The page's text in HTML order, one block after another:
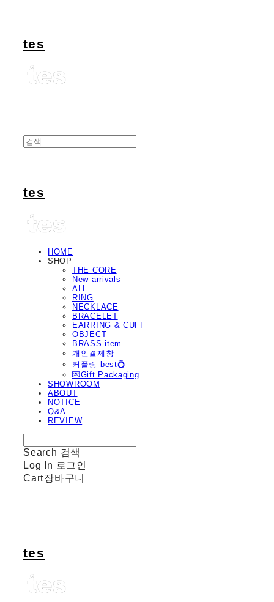
tes
tes
HOME
SHOP
THE CORE
New arrivals
ALL
RING
NECKLACE
BRACELET
EARRING & CUFF
OBJECT
BRASS item
개인결제창
커플링 best💍
💌Gift Packaging
SHOWROOM
ABOUT
NOTICE
Q&A
REVIEW
Search 검색
Log In 로그인
Cart장바구니
tes